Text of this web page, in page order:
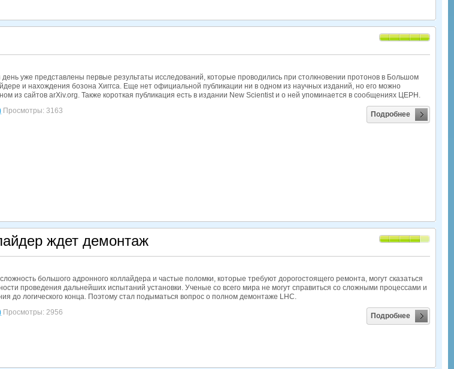
уже представлены первые результаты исследований, которые проводились при столкновении протонов в Большом
и нахождения бозона Хиггса. Еще нет официальной публикации ни в одном из научных изданий, но его можно
из сайтов arXiv.org. Также короткая публикация есть в издании New Scientist и о ней упоминается в сообщениях ЦЕРН.
Просмотры: 3163 Подробнее
ждет демонтаж
большого адронного коллайдера и частые поломки, которые требуют дорогостоящего ремонта, могут сказаться
проведения дальнейших испытаний установки. Ученые со всего мира не могут справиться со сложными процессами и
до логического конца. Поэтому стал подыматься вопрос о полном демонтаже LHC.
Просмотры: 2956 Подробнее